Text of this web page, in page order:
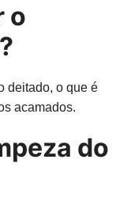
o
deitado, o que é
acamados.
do